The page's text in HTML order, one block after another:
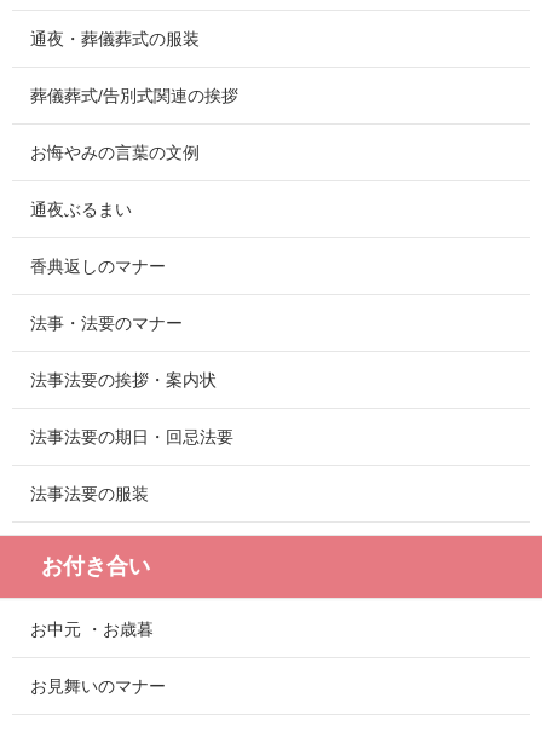
通夜・葬儀葬式の服装
葬儀葬式/告別式関連の挨拶
お悔やみの言葉の文例
通夜ぶるまい
香典返しのマナー
法事・法要のマナー
法事法要の挨拶・案内状
法事法要の期日・回忌法要
法事法要の服装
お付き合い
お中元 ・お歳暮
お見舞いのマナー